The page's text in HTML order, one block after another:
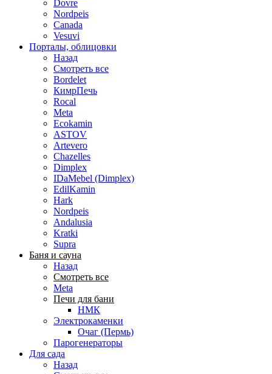
Dovre
Nordpeis
Canada
Vesuvi
Порталы, облицовки
Назад
Смотреть все
Bordelet
КимрПечь
Rocal
Meta
Ecokamin
ASTOV
Artevero
Chazelles
Dimplex
IDaMebel (Dimplex)
EdilKamin
Hark
Nordpeis
Andalusia
Kratki
Supra
Баня и сауна
Назад
Смотреть все
Meta
Печи для бани
НМК
Электрокаменки
Очаг (Пермь)
Парогенераторы
Для сада
Назад